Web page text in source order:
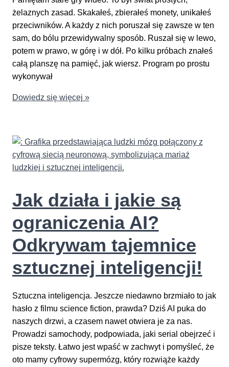
żelaznych zasad. Skakałeś, zbierałeś monety, unikałeś
przeciwników. A każdy z nich poruszał się zawsze w ten
sam, do bólu przewidywalny sposób. Ruszał się w lewo,
potem w prawo, w górę i w dół. Po kilku próbach znałeś
całą planszę na pamięć, jak wiersz. Program po prostu
wykonywał
Czym
AI
od
Tradycyjnego
Oprogramowania
Dowiedz się więcej »
Jak działa i jakie są
ograniczenia AI?
Odkrywam tajemnice
sztucznej inteligencji!
Sztuczna inteligencja. Jeszcze niedawno brzmiało to jak
hasło z filmu science fiction, prawda? Dziś AI puka do
naszych drzwi, a czasem nawet otwiera je za nas.
Prowadzi samochody, podpowiada, jaki serial obejrzeć i
pisze teksty. Łatwo jest wpaść w zachwyt i pomyśleć, że
oto mamy cyfrowy supermózg, który rozwiąże każdy